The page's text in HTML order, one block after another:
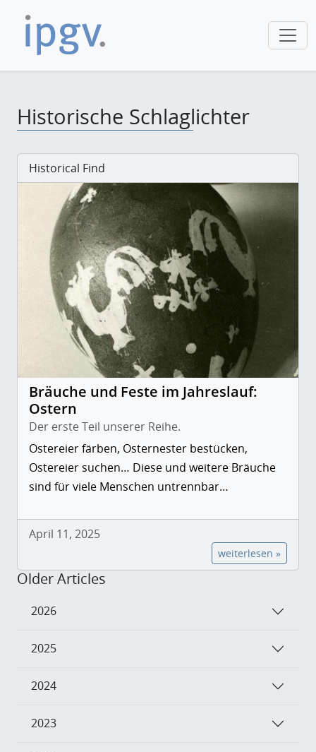
Historische Schlaglichter
Historical Find
Bräuche und Feste im Jahreslauf:
Ostern
Der erste Teil unserer Reihe.
Ostereier färben, Osternester bestücken,
Ostereier suchen… Diese und weitere Bräuche
sind für viele Menschen untrennbar…
April 11, 2025
weiterlesen »
Older Articles
2026
2025
2024
2023